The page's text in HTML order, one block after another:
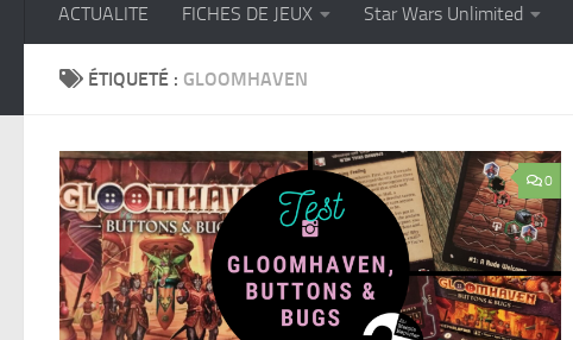
ACTUALITE FICHES DE JEUX Star Wars Unlimited
ÉTIQUETÉ : GLOOMHAVEN
0